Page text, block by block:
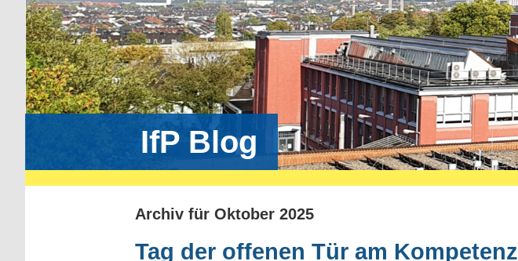
IfP Blog
Archiv für Oktober 2025
Tag der offenen Tür am